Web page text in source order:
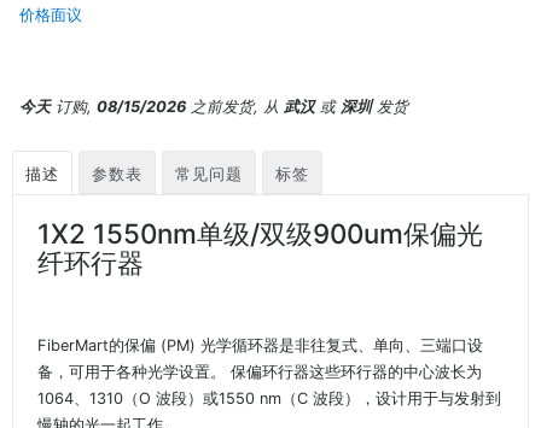
价格面议
今天订购,08/15/2026 之前发货, 从武汉或 深圳发货
描述 参数表 常见问题 标签
1X2 1550nm单级/双级900um保偏光
纤环行器
FiberMart的保偏 (PM) 光学循环器是非往复式、单向、三端口设
备，可用于各种光学设置。 保偏环行器这些环行器的中心波长为
1064、1310（O 波段）或1550 nm（C 波段），设计用于与发射到